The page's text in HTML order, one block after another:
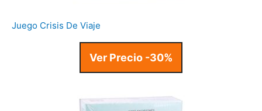
Juego Crisis De Viaje
Ver Precio -30%